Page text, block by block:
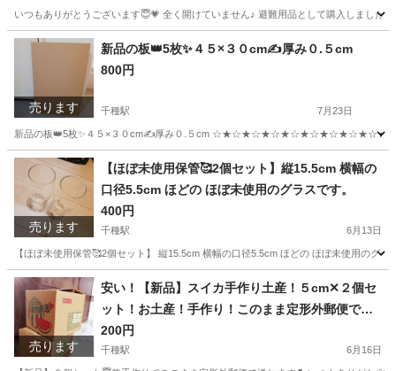
いつもありがとうございます😇💗 全く開けていません♪ 避難用品として購入しまし
愛知 名古屋市 志賀本通駅 ベッド 愛知 名古屋市
ベッド Cdw
売ります
新品の板👑5枚✨４５×３０cm✍️厚み０.５cm
800円
千種駅 7月23日
新品の板👑5枚✨４５×３０cm✍️厚み０.５cm ☆★☆★☆★☆★☆★☆★☆★☆★☆★☆★ 🔵注意
愛知 名古屋市 千種駅 収納家具 木材
売ります
【ほぼ未使用保管🥰2個セット】縦15.5cm 横幅の
口径5.5cm ほどの ほぼ未使用のグラスです。
400円
千種駅 6月13日
【ほぼ未使用保管🥰2個セット】 縦15.5cm 横幅の口径5.5cm ほどの ほぼ未
愛知 名古屋市 千種駅 食器 愛知 名古屋市
食器 グラス
売ります
安い！【新品】スイカ手作り土産！５cm✕２個セ
ット！お土産！手作り！このまま定形外郵便で送
れます！
200円
千種駅 6月16日